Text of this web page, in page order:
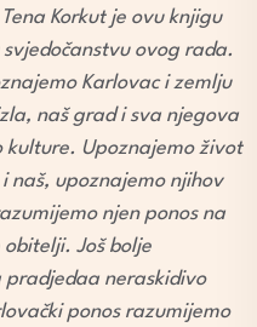
Korkut je ovu knjigu
ovog rada.
Karlovac i zemlju
naš grad i sva njegova
kulture. Upoznajemo život
naš, upoznajemo njihov
njen ponos na
Još bolje
pradjedaa neraskidivo
ponos razumijemo